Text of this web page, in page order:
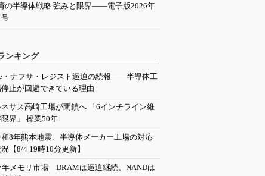
の半導体戦略 強みと限界――電子版2026年
ンキング
・ナフサ・レジスト逼迫の続報――半導体工
止が回避できている理由
ネサス高崎工場が閉鎖へ 「6インチライン維
界」 操業50年
8年熊本地震、半導体メーカー工場の対応
【8/4 19時10分更新】
年メモリ市場 DRAMは逼迫継続、NANDは